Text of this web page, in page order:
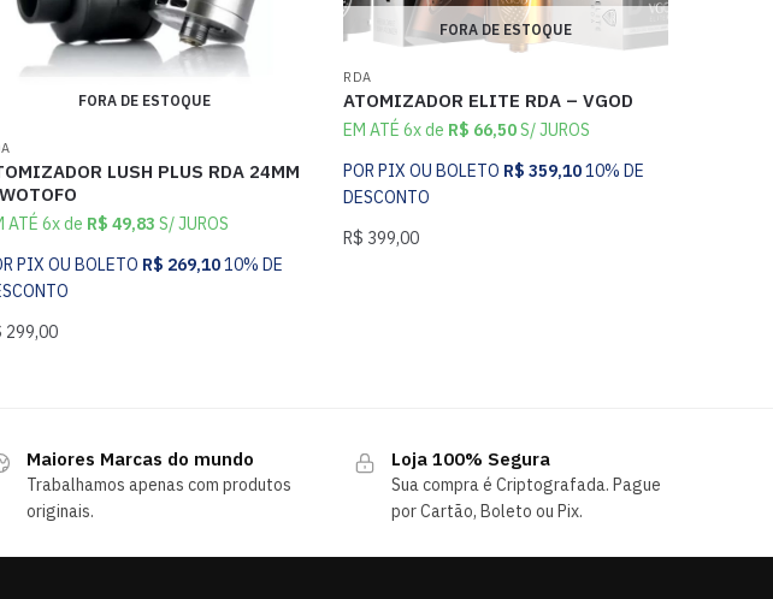
FORA DE ESTOQUE
LUSH PLUS RDA 24MM
ATÉ 6x de R$ 49,83 S/ JUROS
PIX OU BOLETO R$ 269,1010% DE
299,00
FORA DE ESTOQUE
RDA
ATOMIZADOR ELITE RDA – VGOD
EM ATÉ 6x de R$ 66,50S/ JUROS
POR PIX OU BOLETO R$ 359,1010% DE
DESCONTO
R$ 399,00
Maiores Marcas do mundo
Trabalhamos apenas com produtos
originais.
Loja 100% Segura
Sua compra é Criptografada. Pague
por Cartão, Boleto ou Pix.